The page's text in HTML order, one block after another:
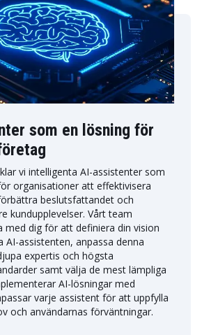
som en lösning för
vi intelligenta AI-assistenter som
organisationer att effektivisera
beslutsfattandet och
kundupplevelser. Vårt team
med dig för att definiera din vision
AI-assistenten, anpassa denna
expertis och högsta
samt välja de mest lämpliga
AI-lösningar med
varje assistent för att uppfylla
och användarnas förväntningar.